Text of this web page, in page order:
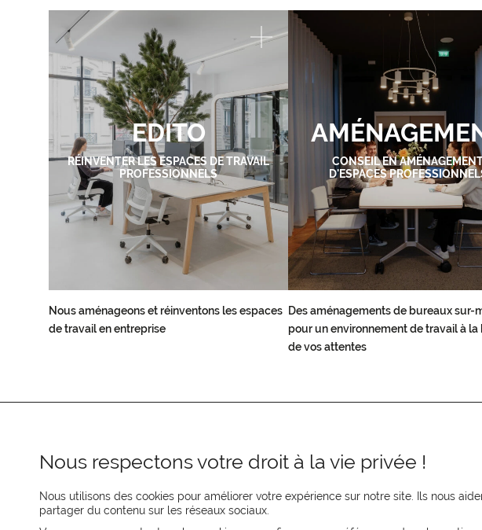
EDITO
RÉINVENTER LES ESPACES DE TRAVAIL
PROFESSIONNELS
Nous aménageons et réinventons les espaces
de travail en entreprise
CONSEIL EN
D'ESPACES
Des aménagements de bureaux sur-
pour un environnement de travail à la
de vos attentes
REJOIGNEZ-NOUS
Nous respectons votre droit à la vie privée !
Nous utilisons des cookies pour améliorer votre expérience sur notre site. Ils nous
partager du contenu sur les réseaux sociaux.